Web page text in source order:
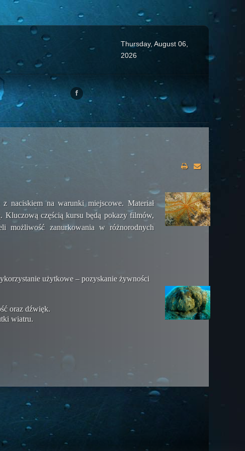
Thursday, August 06,
2026
naciskiem na warunki miejscowe. Materiał
Kluczową częścią kursu będą pokazy filmów,
możliwość zanurkowania w różnorodnych
użytkowe – pozyskanie żywności
oraz dźwięk.
wiatru.